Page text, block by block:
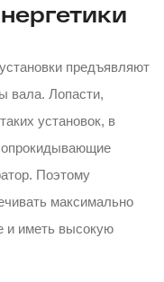
предъявляют
вала. Лопасти,
установок, в
Поэтому
максимально
и иметь высокую